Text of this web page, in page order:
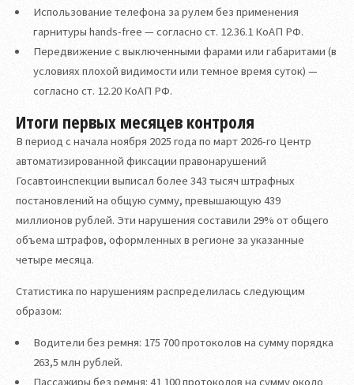
Использование телефона за рулем без применения
гарнитуры hands-free — согласно ст. 12.36.1 КоАП РФ.
Передвижение с выключенными фарами или габаритами (в
условиях плохой видимости или темное время суток) —
согласно ст. 12.20 КоАП РФ.
Итоги первых месяцев контроля
В период с начала ноября 2025 года по март 2026-го Центр
автоматизированной фиксации правонарушений
Госавтоинспекции выписал более 343 тысяч штрафных
постановлений на общую сумму, превышающую 439
миллионов рублей. Эти нарушения составили 29% от общего
объема штрафов, оформленных в регионе за указанные
четыре месяца.
Статистика по нарушениям распределилась следующим
образом:
Водители без ремня: 175 700 протоколов на сумму порядка
263,5 млн рублей.
Пассажиры без ремня: 41 100 протоколов на сумму около